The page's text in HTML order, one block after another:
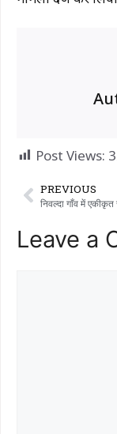
Post Views:
PREVIOUS
Leave a